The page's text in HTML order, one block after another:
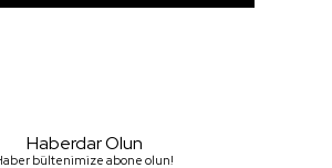
Haberdar Olun
bültenimize abone olun!